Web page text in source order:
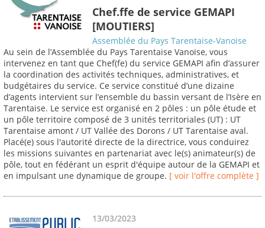
Chef.ffe de service GEMAPI
[MOUTIERS]
Assemblée du Pays Tarentaise-Vanoise
Au sein de l’Assemblée du Pays Tarentaise Vanoise, vous
intervenez en tant que Chef(fe) du service GEMAPI afin d’assurer
la coordination des activités techniques, administratives, et
budgétaires du service. Ce service constitué d’une dizaine
d’agents intervient sur l’ensemble du bassin versant de l’Isère en
Tarentaise. Le service est organisé en 2 pôles : un pôle étude et
un pôle territoire composé de 3 unités territoriales (UT) : UT
Tarentaise amont / UT Vallée des Dorons / UT Tarentaise aval.
Placé(e) sous l'autorité directe de la directrice, vous conduirez
les missions suivantes en partenariat avec le(s) animateur(s) de
pôle, tout en fédérant un esprit d'équipe autour de la GEMAPI et
en impulsant une dynamique de groupe. [ voir l'offre complète ]
13/03/2023